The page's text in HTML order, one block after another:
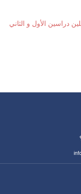
دراسين الأول و الثاني